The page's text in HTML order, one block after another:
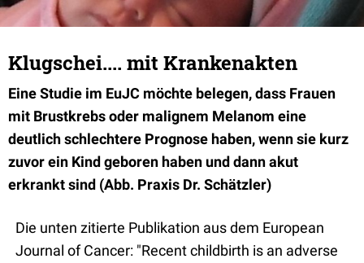
Klugschei.... mit Krankenakten
Eine Studie im EuJC möchte belegen, dass Frauen
mit Brustkrebs oder malignem Melanom eine
deutlich schlechtere Prognose haben, wenn sie kurz
zuvor ein Kind geboren haben und dann akut
erkrankt sind (Abb. Praxis Dr. Schätzler)
Die unten zitierte Publikation aus dem European
Journal of Cancer: "Recent childbirth is an adverse